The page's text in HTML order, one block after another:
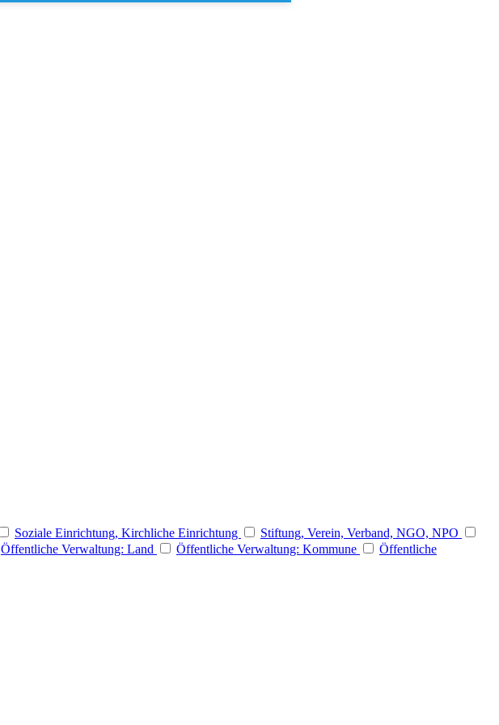
Soziale Einrichtung, Kirchliche Einrichtung
Stiftung, Verein, Verband, NGO, NPO
Öffentliche Verwaltung: Land Öffentliche Verwaltung: Kommune
Öffentliche